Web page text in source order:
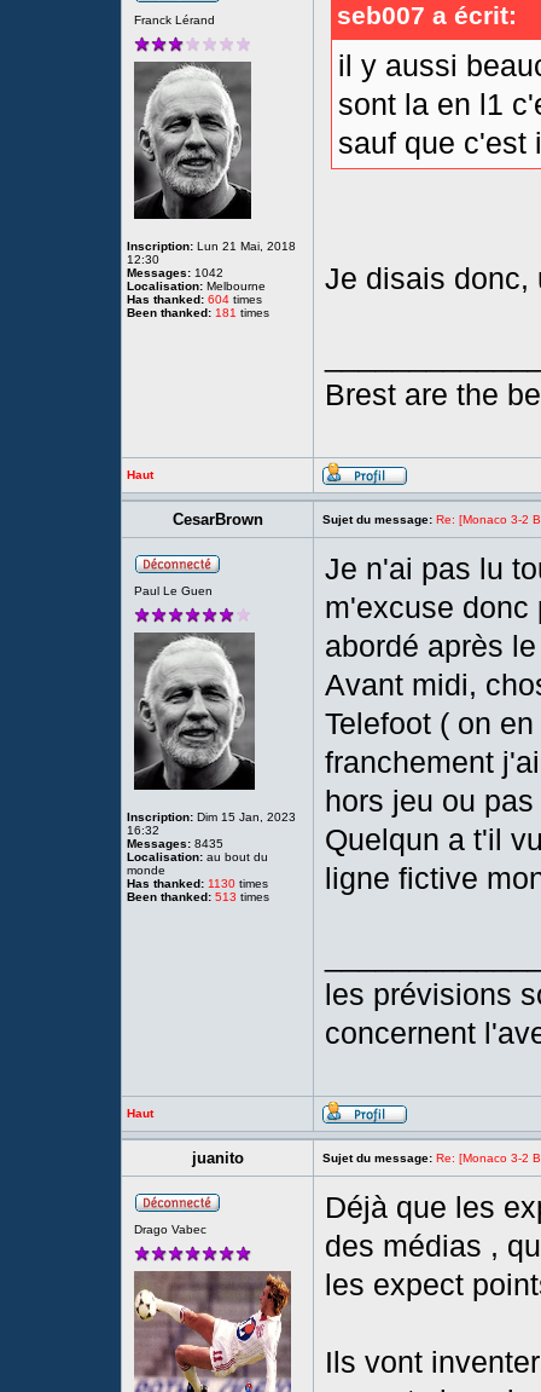
Franck Lérand
Inscription: Lun 21 Mai, 2018
12:30
Messages: 1042
Localisation: Melbourne
Has thanked: 604 times
Been thanked: 181 times
seb007 a écrit:
il y aussi
sont la en l1
sauf que c'est
Je disais donc,
Brest are the
Haut
CesarBrown Sujet du message: Re: [Monaco 3-2
Paul Le Guen
Inscription: Dim 15 Jan, 2023
16:32
Messages: 8435
Localisation: au bout du
monde
Has thanked: 1130 times
Been thanked: 513 times
Je n'ai pas lu
m'excuse donc
abordé après
Avant midi,
Telefoot ( on
franchement
hors jeu ou
Quelqun a t'il
ligne fictive
les prévisions
concernent
Haut
juanito Sujet du message: Re: [Monaco 3-2
Drago Vabec
Déjà que les
des médias ,
les expect
Ils vont